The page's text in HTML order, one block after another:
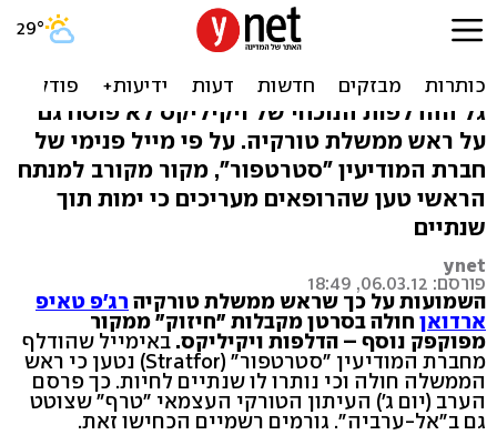
ויקיליקס: "ארדואן חולה
בסרטן, נותרו לו שנתיים"
גל ההדלפות הנוכחי של ויקיליקס לא פוסח גם
על ראש ממשלת טורקיה. על פי מייל פנימי של
חברת המודיעין "סטרטפור", מקור מקורב למנתח
הראשי טען שהרופאים מעריכים כי ימות תוך
שנתיים
ynet
פורסם: 06.03.12, 18:49
השמועות על כך שראש ממשלת טורקיה רג'פ טאיפ
ארדואן חולה בסרטן מקבלות "חיזוק" ממקור
מפוקפק נוסף – הדלפות ויקיליקס. באימייל שהודלף
מחברת המודיעין "סטרטפור" (Stratfor) נטען כי ראש
הממשלה חולה וכי נותרו לו שנתיים לחיות. כך פרסם
הערב (יום ג') העיתון הטורקי העצמאי "טרף" שצוטט
גם ב"אל-ערביה". גורמים רשמיים הכחישו זאת.